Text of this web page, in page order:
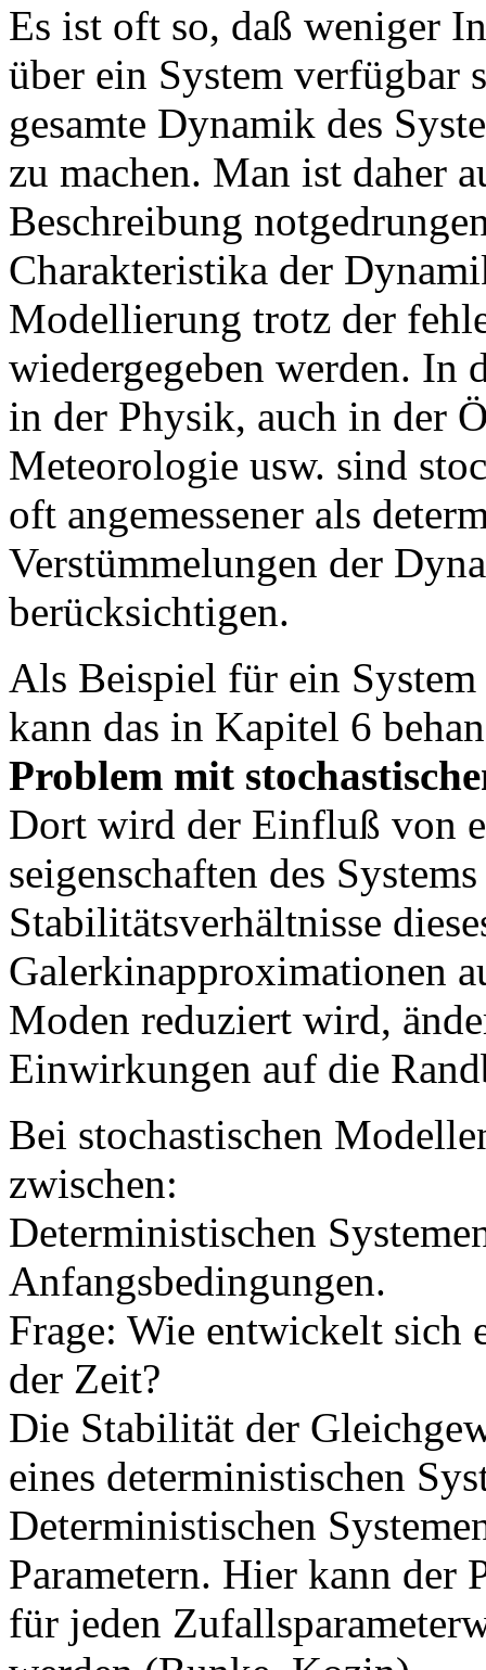
Es ist oft so, daß weniger
über ein System verfügbar
gesamte Dynamik des
zu machen. Man ist daher
Beschreibung
Charakteristika der
Modellierung trotz der
wiedergegeben werden. In
in der Physik, auch in der
Meteorologie usw. sind
oft angemessener als
Verstümmelungen der
berücksichtigen.
Als Beispiel für ein
kann das in Kapitel 6
Problem mit
Dort wird der Einfluß von
seigenschaften des
Stabilitätsverhältnisse
Galerkinapproximationen
Moden reduziert wird,
Einwirkungen auf die
Bei stochastischen
zwischen:
Deterministischen
Anfangsbedingungen.
Frage: Wie entwickelt sich
der Zeit?
Die Stabilität der
eines deterministischen
Deterministischen
Parametern. Hier kann der
für jeden